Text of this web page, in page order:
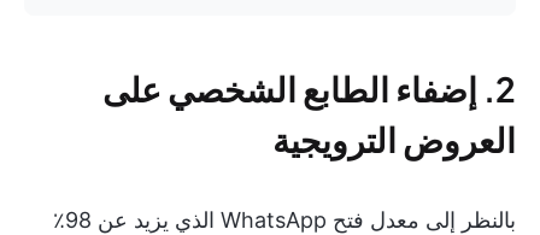
2. إضفاء الطابع الشخصي على
العروض الترويجية
بالنظر إلى معدل فتح WhatsApp الذي يزيد عن 98٪